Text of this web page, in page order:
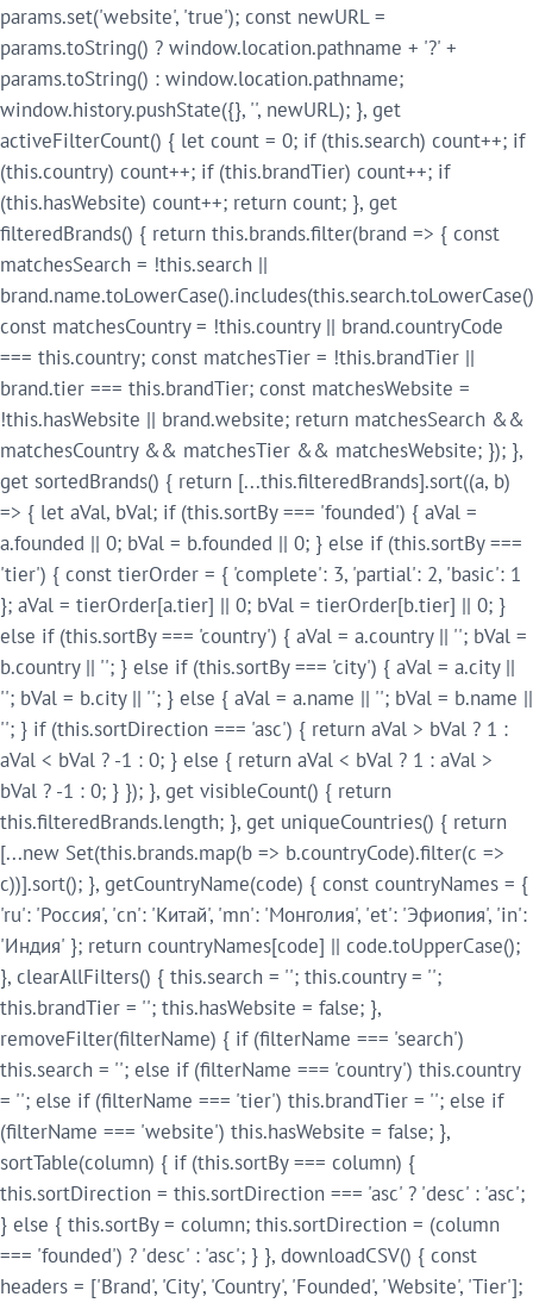
params.set('website', 'true'); const newURL =
params.toString() ? window.location.pathname + '?' +
params.toString() : window.location.pathname;
window.history.pushState({}, '', newURL); }, get
activeFilterCount() { let count = 0; if (this.search) count++; if
(this.country) count++; if (this.brandTier) count++; if
(this.hasWebsite) count++; return count; }, get
filteredBrands() { return this.brands.filter(brand => { const
matchesSearch = !this.search ||
const matchesCountry = !this.country || brand.countryCode
=== this.country; const matchesTier = !this.brandTier ||
brand.tier === this.brandTier; const matchesWebsite =
!this.hasWebsite || brand.website; return matchesSearch &&
matchesCountry && matchesTier && matchesWebsite; }); },
get sortedBrands() { return [...this.filteredBrands].sort((a, b)
=> { let aVal, bVal; if (this.sortBy === 'founded') { aVal =
a.founded || 0; bVal = b.founded || 0; } else if (this.sortBy ===
'tier') { const tierOrder = { 'complete': 3, 'partial': 2, 'basic': 1
}; aVal = tierOrder[a.tier] || 0; bVal = tierOrder[b.tier] || 0; }
else if (this.sortBy === 'country') { aVal = a.country || ''; bVal =
b.country || ''; } else if (this.sortBy === 'city') { aVal = a.city ||
''; bVal = b.city || ''; } else { aVal = a.name || ''; bVal = b.name ||
''; } if (this.sortDirection === 'asc') { return aVal > bVal ? 1 :
aVal < bVal ? -1 : 0; } else { return aVal < bVal ? 1 : aVal >
bVal ? -1 : 0; } }); }, get visibleCount() { return
this.filteredBrands.length; }, get uniqueCountries() { return
[...new Set(this.brands.map(b => b.countryCode).filter(c =>
c))].sort(); }, getCountryName(code) { const countryNames = {
'ru': 'Россия', 'cn': 'Китай', 'mn': 'Монголия', 'et': 'Эфиопия', 'in':
'Индия' }; return countryNames[code] || code.toUpperCase();
}, clearAllFilters() { this.search = ''; this.country = '';
this.brandTier = ''; this.hasWebsite = false; },
removeFilter(filterName) { if (filterName === 'search')
this.search = ''; else if (filterName === 'country') this.country
= ''; else if (filterName === 'tier') this.brandTier = ''; else if
(filterName === 'website') this.hasWebsite = false; },
sortTable(column) { if (this.sortBy === column) {
this.sortDirection = this.sortDirection === 'asc' ? 'desc' : 'asc';
} else { this.sortBy = column; this.sortDirection = (column
=== 'founded') ? 'desc' : 'asc'; } }, downloadCSV() { const
headers = ['Brand', 'City', 'Country', 'Founded', 'Website', 'Tier'];